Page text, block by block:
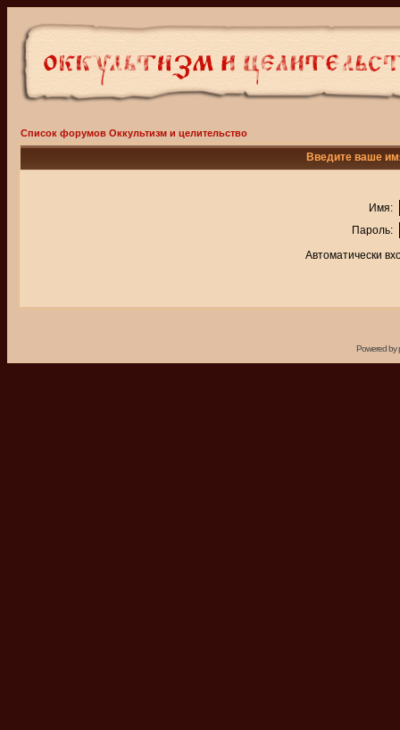
Список форумов Оккультизм и целительство
Введите ваше
Имя:
Пароль:
Автоматически
Powered by